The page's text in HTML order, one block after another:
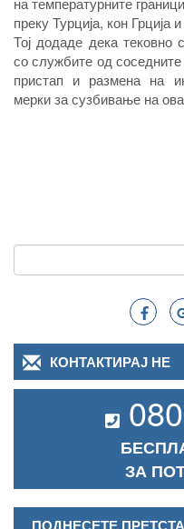
преку Турција, кон Грција
Тој додаде дека
со службите од
пристап и размена на
мерки за сузбивање на
Search
Пребарување
КОНТАКТИРАЈ НЕ
ЗА